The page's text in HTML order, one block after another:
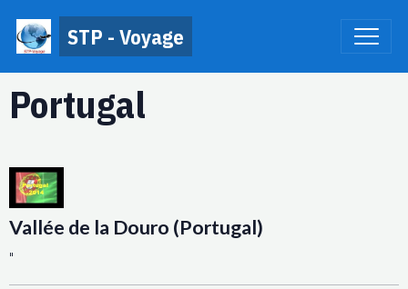
STP - Voyage
Portugal
Vallée de la Douro (Portugal)
"